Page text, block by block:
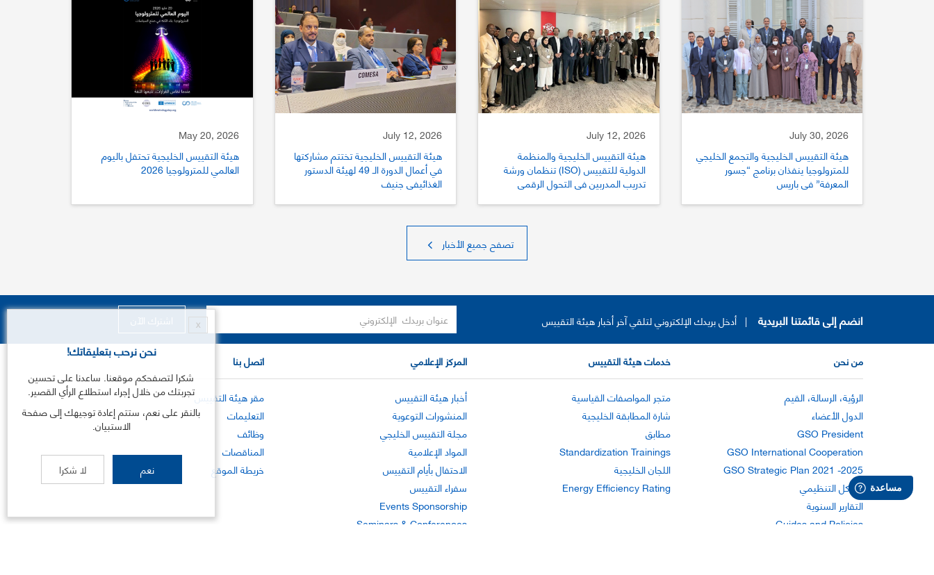
July 30, 2026
هيئة التقييس الخليجية والتجمع الخليجي
للمترولوجيا ينفذان برنامج “جسور
المعرفة” في باريس
July 12, 2026
هيئة التقييس الخليجية والمنظمة
الدولية للتقييس (ISO) تنظمان ورشة
تدريب المدربين في التحول الرقمي
July 12, 2026
هيئة التقييس الخليجية تختتم مشاركتها
في أعمال الدورة الـ 49 لهيئة الدستور
الغذائيفي جنيف
May 20, 2026
هيئة التقييس الخليجية تحتفل باليوم
العالمي للمترولوجيا 2026
تصفح جميع الأخبار
انضم إلى قائمتنا البريدية | أدخل بريدك الإلكتروني لتلقي آخر أخبار هيئة التقييس
من نحن
الرؤية، الرسالة، القيم
الدول الأعضاء
GSO President
GSO International Cooperation
GSO Strategic Plan 2021 -2025
الهيكل التنظيمي
التقارير السنوية
Guides and Policies
خدمات هيئة التقييس
متجر المواصفات القياسية
شارة المطابقة الخليجية
مطابق
Standardization Trainings
اللجان الخليجية
Energy Efficiency Rating
المركز الإعلامي
أخبار هيئة التقييس
المنشورات التوعوية
مجلة التقييس الخليجي
المواد الإعلامية
الاحتفال بأيام التقييس
سفراء التقييس
Events Sponsorship
Seminars & Conferences
اتصل بنا
مقر هيئة التقييس
التعليمات
وظائف
المناقصات
خريطة الموقع
X
نحن نرحب بتعليقاتك!
شكرا لتصفحكم موقعنا. ساعدنا على تحسين
تجربتك من خلال إجراء استطلاع الرأي القصير.
بالنقر على نعم، ستتم إعادة توجيهك إلى صفحة
الاستبيان.
نعم لا شكرا